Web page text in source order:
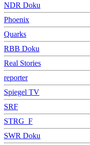
NDR Doku
Phoenix
Quarks
RBB Doku
Real Stories
reporter
Spiegel TV
SRF
STRG_F
SWR Doku